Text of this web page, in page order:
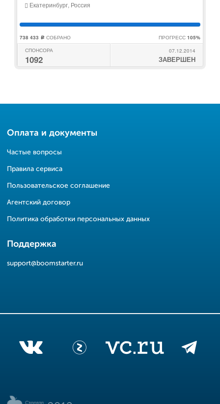
Екатеринбург, Россия
738 433 c СОБРАНО ПРОГРЕСС 105%
СПОНСОРА
1092
07.12.2014
ЗАВЕРШЕН
Оплата и документы
Частые вопросы
Правила сервиса
Пользовательское соглашение
Агентский договор
Политика обработки персональных данных
Поддержка
support@boomstarter.ru